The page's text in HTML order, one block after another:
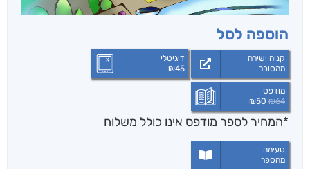
הוספה לסל
קניה ישירה
מהסופר
דיגיטלי
₪45
מודפס
₪64
₪50
*המחיר לספר מודפס אינו כולל משלוח
טעימה
מהספר